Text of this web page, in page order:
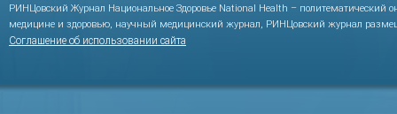
РИНЦовский Журнал Национальное Здоровье National Health –
медицине и здоровью, научный медицинский журнал, РИНЦовский журнал
Соглашение об использовании сайта